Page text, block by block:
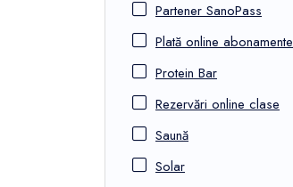
Partener SanoPass
Plată online abonamente
Protein Bar
Rezervări online clase
Saună
Solar